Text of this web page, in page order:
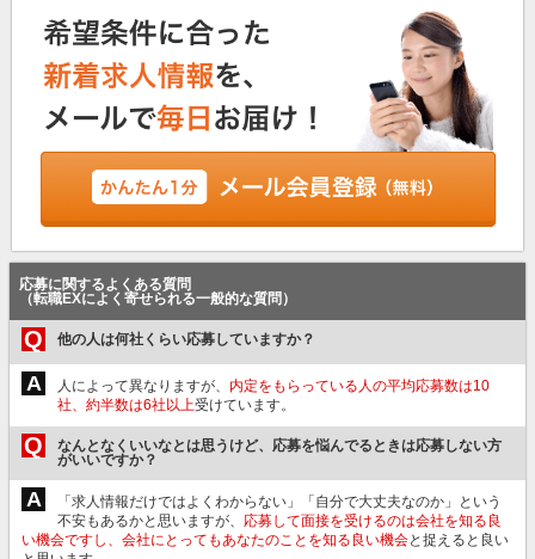
応募に関するよくある質問
（転職EXによく寄せられる一般的な質問）
Q 他の人は何社くらい応募していますか？
A 人によって異なりますが、 内定をもらっている人の平均応募数は10
社、約半数は6社以上受けています。
Q
なんとなくいいなとは思うけど、応募を悩んでるときは応募しない方
がいいですか？
A
「求人情報だけではよくわからない」「自分で大丈夫なのか」という
不安もあるかと思いますが、 応募して面接を受けるのは会社を知る良
い機会ですし、会社にとってもあなたのことを知る良い機会と捉えると良い